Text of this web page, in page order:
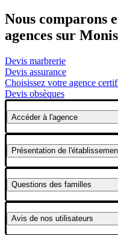
Nous comparons
agences sur
Devis marbrerie
Devis assurance
Choisissez votre agence
Devis obsèques
Accéderà l'agence
Présentation de
Questions des familles
Avis de nos utilisateurs